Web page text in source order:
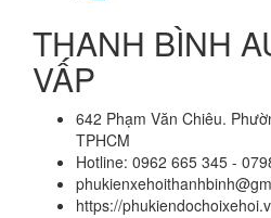
THANH BÌNH
VẤP
642 Phạm Văn Chiêu.
TPHCM
Hotline: 0962 665 345 -
https://